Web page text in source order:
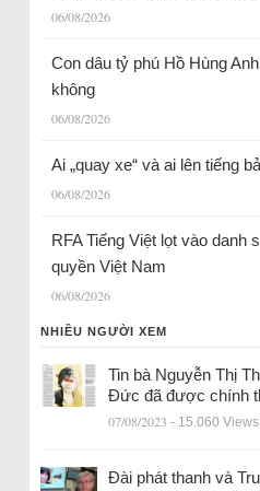
06/08/2026
Con dâu tỷ phú Hồ Hùng
không
06/08/2026
Ai „quay xe“ và ai lên tiếng
06/08/2026
RFA Tiếng Việt lọt vào danh
quyền Việt Nam
06/08/2026
NHIỀU NGƯỜI XEM
Tin bà Nguyễn Thị
Đức đã được chính
07/08/2023 - 15.060 Views
Đài phát thanh và